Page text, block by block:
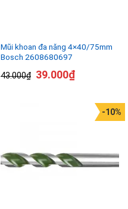
Mũi khoan đa năng 4×40/75mm
Bosch 2608680697
43.000₫ 39.000₫
-10%